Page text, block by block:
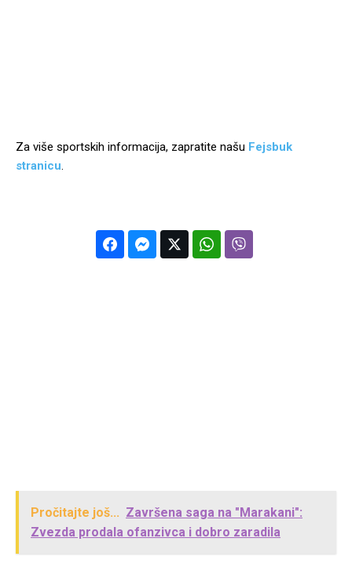
Za više sportskih informacija, zapratite našu Fejsbuk
stranicu.
Pročitajte još... Završena saga na "Marakani":
Zvezda prodala ofanzivca i dobro zaradila